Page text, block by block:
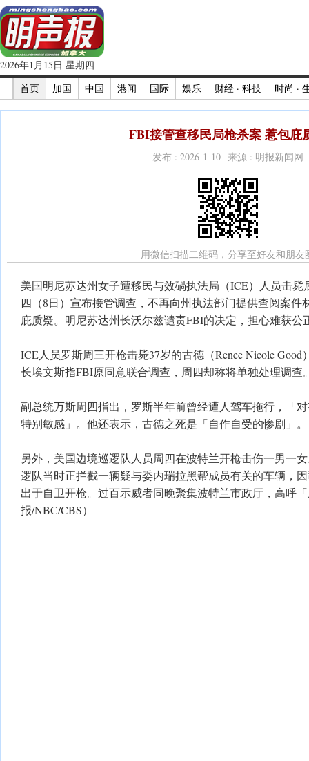
2026年1月15日 星期四
首页
加国 中国 港闻 国际 娱乐 财经 · 科技 时尚 ·
FBI接管查移民局枪杀案 惹包庇
发布 : 2026-1-10 来源 : 明报新闻网
用微信扫描二维码，分享至好友和朋友
美国明尼苏达州女子遭移民与效碢执法局（ICE）人员击
四（8日）宣布接管调查，不再向州执法部门提供查阅案件
庇质疑。明尼苏达州长沃尔兹谴责FBI的决定，担心难获公
ICE人员罗斯周三开枪击毙37岁的古德（Renee Nicole
长埃文斯指FBI原同意联合调查，周四却称将单独处理调查
副总统万斯周四指出，罗斯半年前曾经遭人驾车拖行，「
特别敏感」。他还表示，古德之死是「自作自受的惨剧」。
另外，美国边境巡逻队人员周四在波特兰开枪击伤一男一
逻队当时正拦截一辆疑与委内瑞拉黑帮成员有关的车辆，
出于自卫开枪。过百示威者同晚聚集波特兰市政厅，高呼
报/NBC/CBS）